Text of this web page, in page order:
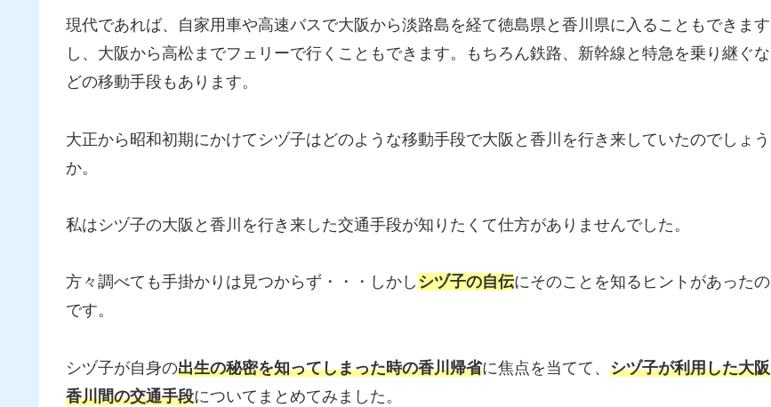
現代であれば、自家用車や高速バスで大阪から淡路島を経て徳島県と香川県に入ることもできます
し、大阪から高松までフェリーで行くこともできます。もちろん鉄路、新幹線と特急を乗り継ぐな
どの移動手段もあります。
大正から昭和初期にかけてシヅ子はどのような移動手段で大阪と香川を行き来していたのでしょう
か。
私はシヅ子の大阪と香川を行き来した交通手段が知りたくて仕方がありませんでした。
方々調べても手掛かりは見つからず・・・しかし シヅ子の自伝にそのことを知るヒントがあったの
です。
シヅ子が自身の出生の秘密を知ってしまった時の香川帰省に焦点を当てて、 シヅ子が利用した大阪
香川間の交通手段についてまとめてみました。